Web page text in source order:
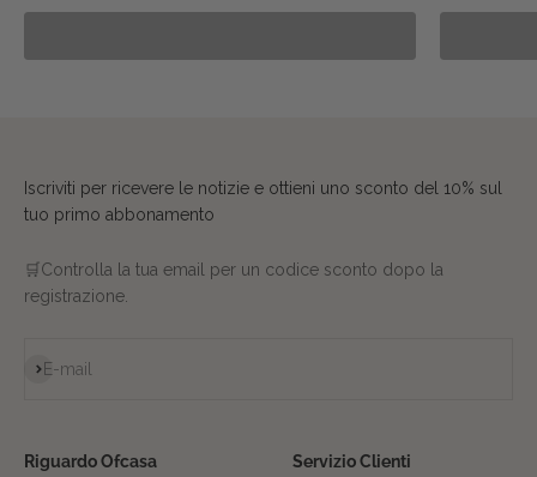
Prevendita
Iscriviti per ricevere le notizie e ottieni uno sconto del 10% sul
tuo primo abbonamento
🛒Controlla la tua email per un codice sconto dopo la
registrazione.
E-mail
Iscriviti alla newsletter
Riguardo Ofcasa Servizio Clienti